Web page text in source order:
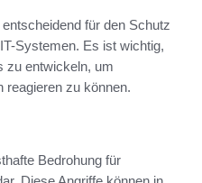
für den Schutz
Systemen. Es ist wichtig,
zu entwickeln, um
reagieren zu können.
Bedrohung für